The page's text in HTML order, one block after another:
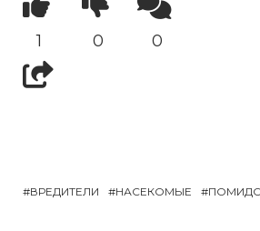
1 0 0
ВРЕДИТЕЛИ НАСЕКОМЫЕ